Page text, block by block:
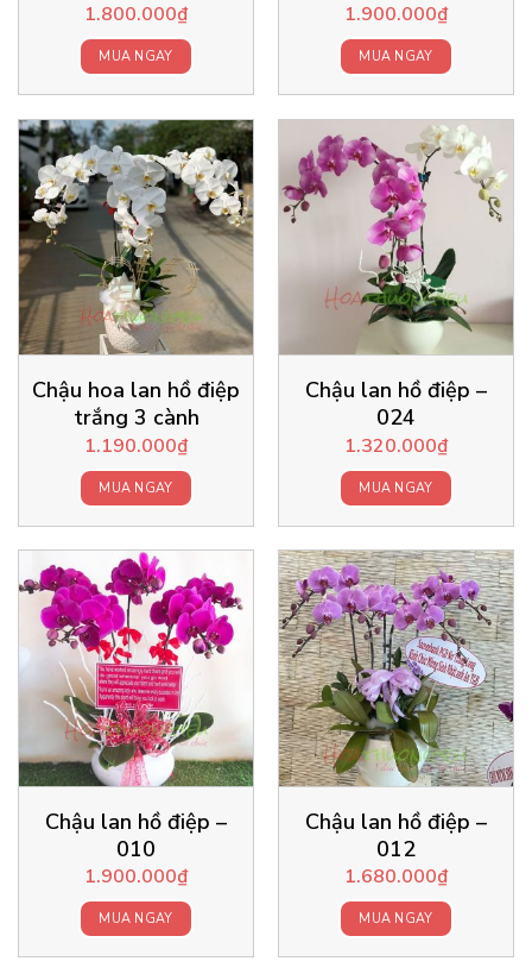
1.800.000₫
MUA NGAY
1.900.000₫
MUA NGAY
Chậu hoa lan hồ điệp
trắng 3 cành
1.190.000₫
MUA NGAY
Chậu lan hồ điệp –
024
1.320.000₫
MUA NGAY
Chậu lan hồ điệp –
010
1.900.000₫
MUA NGAY
Chậu lan hồ điệp –
012
1.680.000₫
MUA NGAY